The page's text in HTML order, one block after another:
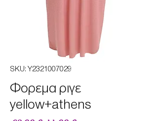
SKU: Υ2321007029
Φορεμα ριγε
yellow+athens